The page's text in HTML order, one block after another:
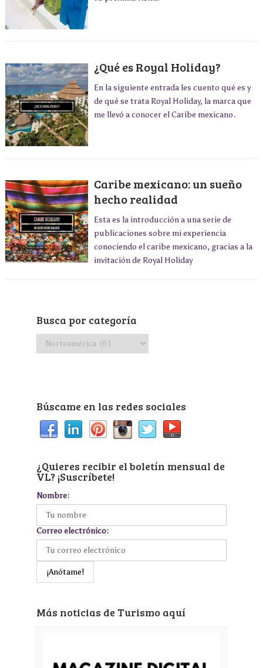
¿Qué es Royal Holiday?
En la siguiente entrada les cuento qué es y
de qué se trata Royal Holiday, la marca que
me llevó a conocer el Caribe mexicano.
Caribe mexicano: un sueño
hecho realidad
Esta es la introducción a una serie de
publicaciones sobre mi experiencia
conociendo el caribe mexicano, gracias a la
invitación de Royal Holiday
Busca por categoría
Busca
Búscame en las redes sociales
¿Quieres recibir el boletín mensual de
VL? ¡Suscríbete!
Nombre:
Correo electrónico:
Más noticias de Turismo aquí